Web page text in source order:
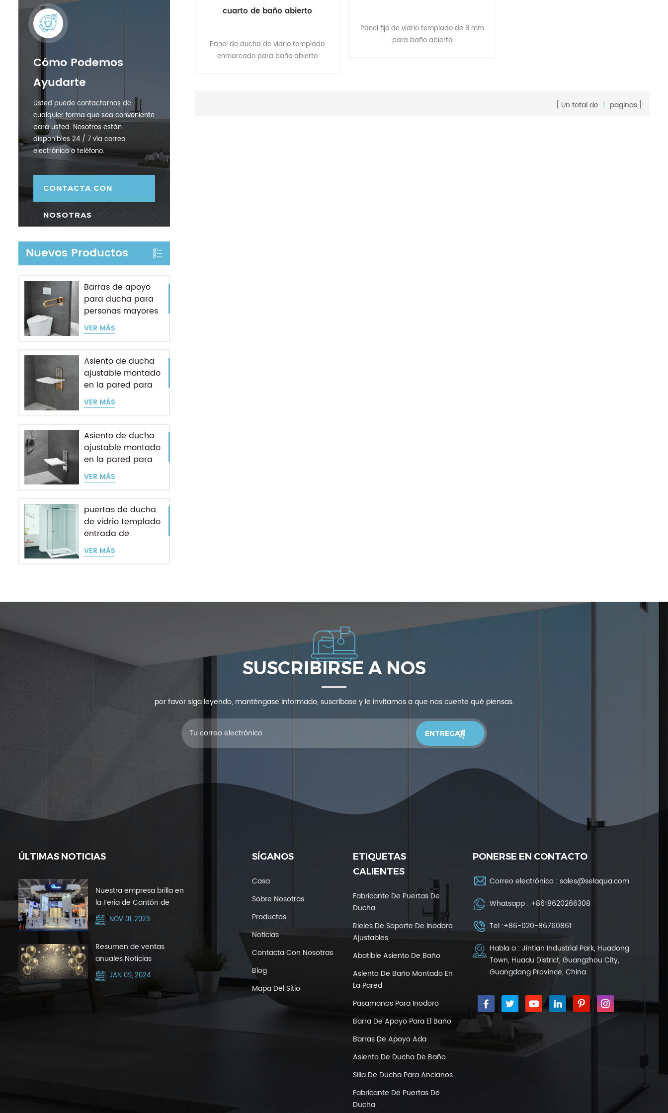
Cómo Podemos
Ayudarte
Usted puede contactarnos de
cualquier forma que sea conveniente
para usted. Nosotros están
disponibles 24 / 7 vía correo
electrónico o teléfono.
CONTACTA CON
NOSOTRAS
Nuevos Productos
Barras de apoyo
para ducha para
personas mayores
VER MÁS
Asiento de ducha
ajustable montado
en la pared para
personas mayores
VER MÁS
Asiento de ducha
ajustable montado
en la pared para
personas mayores
VER MÁS
puertas de ducha
de vidrio templado
entrada de
esquina deslizante
VER MÁS
cuarto de baño abierto
Panel de ducha de vidrio templado
enmarcado para baño abierto
Panel fijo de vidrio templado de 8 mm
para baño abierto
Un total de 1 paginas
SUSCRIBIRSE A NOS
por favor siga leyendo, manténgase informado, suscríbase y le invitamos a que nos cuente qué piensas.
ÚLTIMAS NOTICIAS
Nuestra empresa brilla en
la Feria de Cantón de
octubre de 2023 con Silver
Hair Zone
NOV 01, 2023
Resumen de ventas
anuales Noticias
JAN 09, 2024
SÍGANOS
Casa
Sobre Nosotras
Productos
Noticias
Contacta Con Nosotras
Blog
Mapa Del Sitio
ETIQUETAS
CALIENTES
Fabricante De Puertas De
Ducha
Rieles De Soporte De Inodoro
Ajustables
Abatible Asiento De Baño
Asiento De Baño Montado En
La Pared
Pasamanos Para Inodoro
Barra De Apoyo Para El Baño
Barras De Apoyo Ada
Asiento De Ducha De Baño
Silla De Ducha Para Ancianos
Fabricante De Puertas De
Ducha
PONERSE EN CONTACTO
Correo electrónico :sales@selaqua.com
Whatsapp : +8618620266308
Tel :+86-020-86760861
Habla a : Jintian Industrial Park, Huadong
Town, Huadu District, Guangzhou City,
Guangdong Province, China.